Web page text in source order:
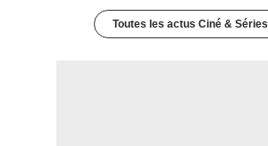
Toutes les actus Ciné & Séries